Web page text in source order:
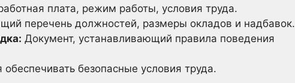
плата, режим работы, условия труда.
перечень должностей, размеры окладов и надбавок.
Документ, устанавливающий правила поведения
обеспечивать безопасные условия труда.